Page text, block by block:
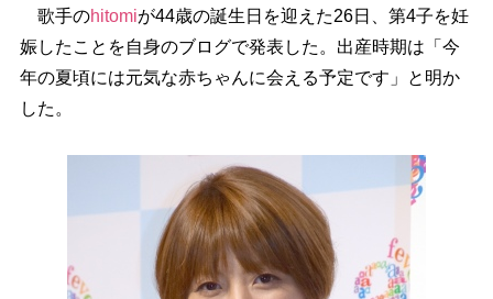
歌手のhitomiが44歳の誕生日を迎えた26日、第4子を妊
娠したことを自身のブログで発表した。出産時期は「今
年の夏頃には元気な赤ちゃんに会える予定です」と明か
した。